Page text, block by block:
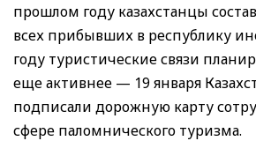
прошлом году казахстанцы
всех прибывших в республику
году туристические связи
еще активнее — 19 января
подписали дорожную карту
сфере паломнического туризма.